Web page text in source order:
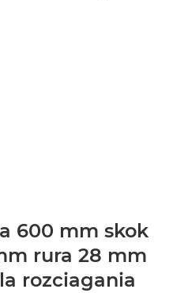
600 mm skok
rura 28 mm
rozciagania